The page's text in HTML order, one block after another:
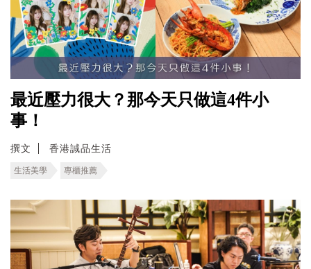
最近壓力很大？那今天只做這4件小
事！
撰文 香港誠品生活
生活美學 專櫃推薦